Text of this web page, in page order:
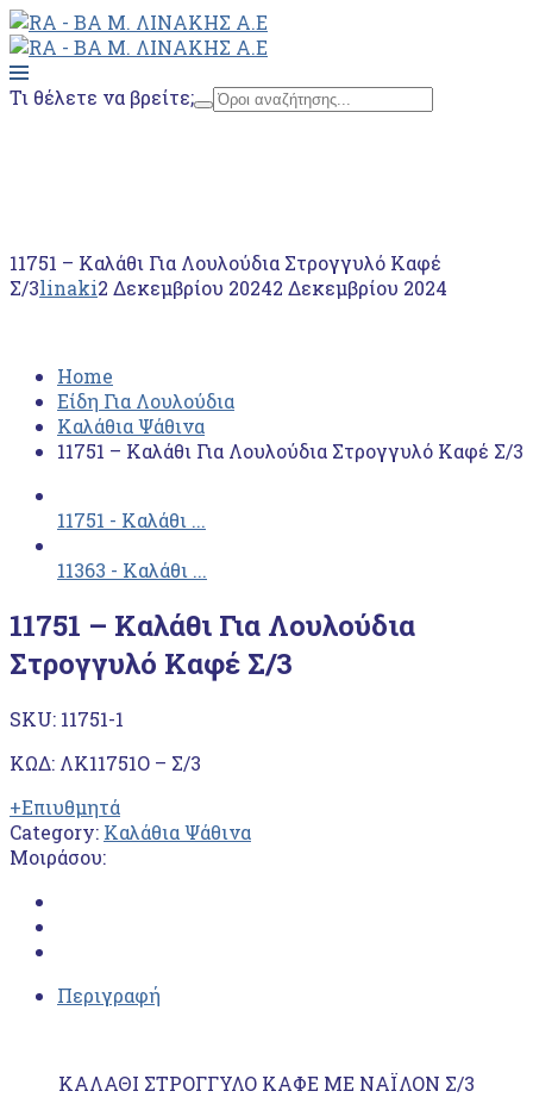
Τι θέλετε να βρείτε;
11751 – Kαλάθι Για Λουλούδια Στρογγυλό Καφέ
Σ/3linaki2 Δεκεμβρίου 20242 Δεκεμβρίου 2024
Home
Είδη Για Λουλούδια
Καλάθια Ψάθινα
11751 – Kαλάθι Για Λουλούδια Στρογγυλό Καφέ Σ/3
11751 - Kαλάθι ...
11363 - Kαλάθι ...
11751 – Kαλάθι Για Λουλούδια
Στρογγυλό Καφέ Σ/3
SKU: 11751-1
ΚΩΔ: ΛΚ11751Ο – Σ/3
+Επιυθμητά
Category: Καλάθια Ψάθινα
Μοιράσου:
Περιγραφή
ΚΑΛΑΘΙ ΣΤΡΟΓΓΥΛΟ ΚΑΦΕ ΜΕ ΝΑΪΛΟΝ Σ/3